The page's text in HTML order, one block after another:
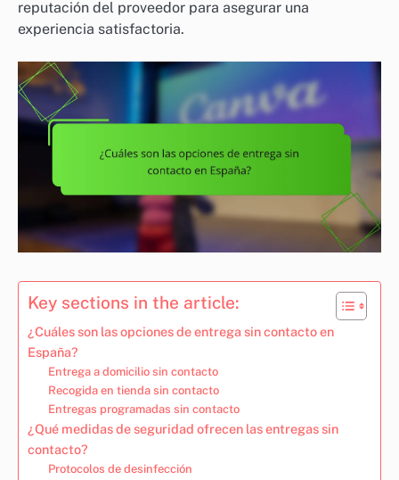
reputación del proveedor para asegurar una
experiencia satisfactoria.
Key sections in the article:
¿Cuáles son las opciones de entrega sin contacto en
España?
Entrega a domicilio sin contacto
Recogida en tienda sin contacto
Entregas programadas sin contacto
¿Qué medidas de seguridad ofrecen las entregas sin
contacto?
Protocolos de desinfección